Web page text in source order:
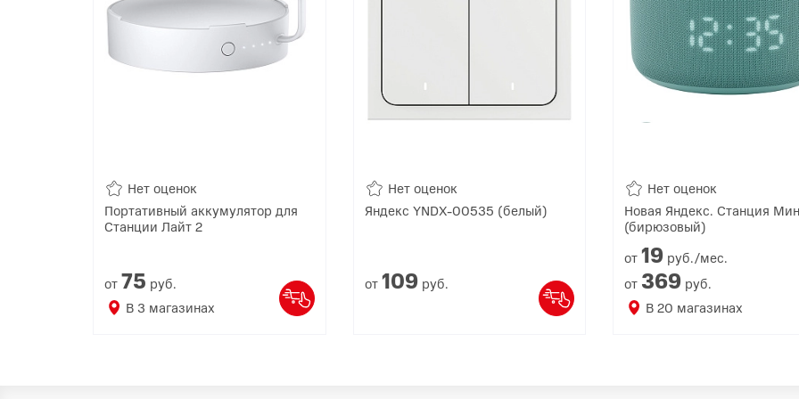
Нет оценок
Портативный аккумулятор для
Станции Лайт 2
от75 руб.
В 3 магазинах
Нет оценок
Яндекс YNDX-00535 (белый)
от109руб.
Нет оценок
Новая Яндекс. Станция
(бирюзовый)
от19 руб./мес.
от 369 руб.
В20 магазинах